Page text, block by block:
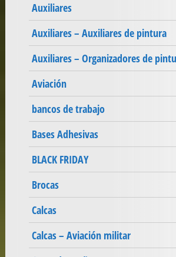
Auxiliares
Auxiliares – Auxiliares de pintura
Auxiliares – Organizadores de
Aviación
bancos de trabajo
Bases Adhesivas
BLACK FRIDAY
Brocas
Calcas
Calcas – Aviación militar